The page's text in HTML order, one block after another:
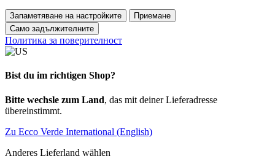
Запаметяване на настройките
Приемане
Само задължителните
Политика за поверителност
Bist du im richtigen Shop?
Bitte wechsle zum Land, das mit deiner Lieferadresse
übereinstimmt.
Zu Ecco Verde International (English)
Anderes Lieferland wählen